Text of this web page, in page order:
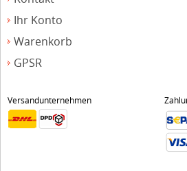
Ihr Konto
Warenkorb
GPSR
Versandunternehmen